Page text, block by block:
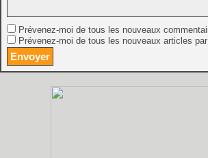
Prévenez-moi de tous les nouveaux
Prévenez-moi de tous les nouveaux articles